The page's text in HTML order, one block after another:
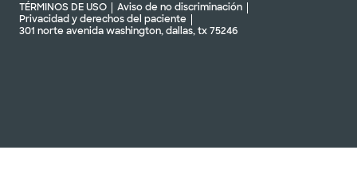
TÉRMINOS DE USO
Aviso de no discriminación
Privacidad y derechos del paciente
301 norte avenida washington, dallas, tx 75246